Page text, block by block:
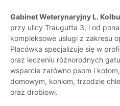
Gabinet Weterynaryjny L.
przy ulicy Traugutta 3, i od
kompleksowe usługi z zakresu
Placówka specjalizuje się w
oraz leczeniu różnorodnych
wsparcie zarówno psom i
domowym, koniom, trzodzie
oraz drobiowi.